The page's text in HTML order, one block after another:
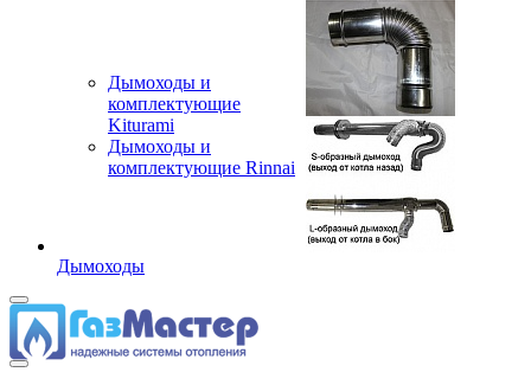
Дымоходы и
комплектующие
Kiturami
Дымоходы и
комплектующие Rinnai
Дымоходы